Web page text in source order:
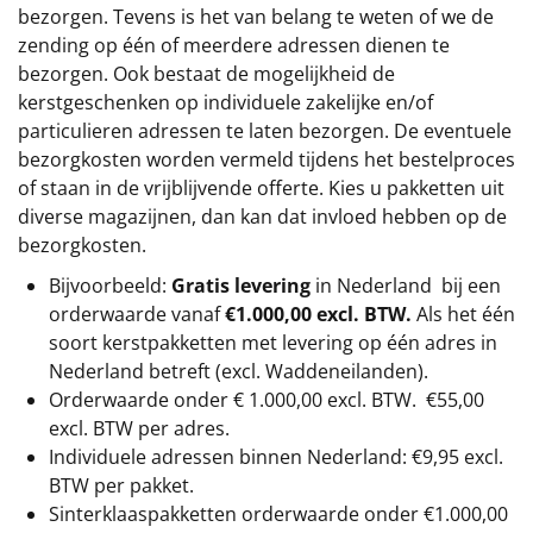
bezorgen. Tevens is het van belang te weten of we de
zending op één of meerdere adressen dienen te
bezorgen. Ook bestaat de mogelijkheid de
kerstgeschenken op individuele zakelijke en/of
particulieren adressen te laten bezorgen. De eventuele
bezorgkosten worden vermeld tijdens het bestelproces
of staan in de vrijblijvende offerte. Kies u pakketten uit
diverse magazijnen, dan kan dat invloed hebben op de
bezorgkosten.
Bijvoorbeeld: Gratis levering in Nederland bij een
orderwaarde vanaf€1.000,00 excl. BTW. Als het één
soort kerstpakketten met levering op één adres in
Nederland betreft (excl. Waddeneilanden).
Orderwaarde onder € 1.000,00 excl. BTW. €55,00
excl. BTW per adres.
Individuele adressen binnen Nederland: €9,95 excl.
BTW per pakket.
Sinterklaaspakketten orderwaarde onder €1.000,00